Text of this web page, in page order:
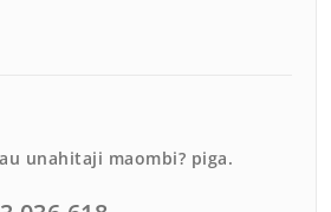
unahitaji maombi? piga.